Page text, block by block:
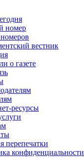
номер
вестник
о газете
ресурсы
перепечатки
конфиденциальности